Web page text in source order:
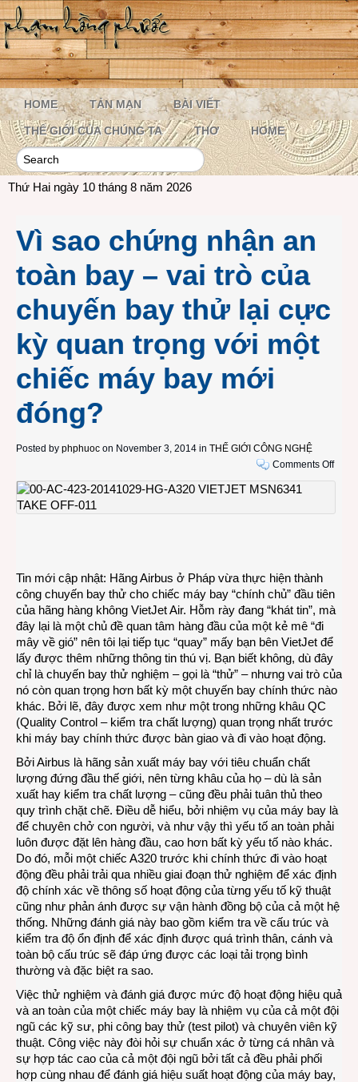
HOME TẢN MẠN BÀI VIẾT
THẾ GIỚI CỦA CHÚNG TA THƠ HOME
Thứ Hai ngày 10 tháng 8 năm 2026
Vì sao chứng nhận an
toàn bay – vai trò của
chuyến bay thử lại cực
kỳ quan trọng với một
chiếc máy bay mới
đóng?
Posted by phphuoc on November 3, 2014 in THẾ GIỚI CÔNG NGHỆ
Comments Offon
–
vai
bay
thử
chiếc
máy
Tin mới cập nhật: Hãng Airbus ở Pháp vừa thực hiện thành
công chuyến bay thử cho chiếc máy bay “chính chủ” đầu tiên
của hãng hàng không VietJet Air. Hỗm rày đang “khát tin”, mà
đây lại là một chủ đề quan tâm hàng đầu của một kẻ mê “đi
mây về gió” nên tôi lại tiếp tục “quay” mấy bạn bên VietJet để
lấy được thêm những thông tin thú vị. Bạn biết không, dù đây
chỉ là chuyến bay thử nghiệm – gọi là “thử” – nhưng vai trò của
nó còn quan trọng hơn bất kỳ một chuyến bay chính thức nào
khác. Bởi lẽ, đây được xem như một trong những khâu QC
(Quality Control – kiểm tra chất lượng) quan trọng nhất trước
khi máy bay chính thức được bàn giao và đi vào hoạt động.
Bởi Airbus là hãng sản xuất máy bay với tiêu chuẩn chất
lượng đứng đầu thế giới, nên từng khâu của họ – dù là sản
xuất hay kiểm tra chất lượng – cũng đều phải tuân thủ theo
quy trình chặt chẽ. Điều dễ hiểu, bởi nhiệm vụ của máy bay là
để chuyên chở con người, và như vậy thì yếu tố an toàn phải
luôn được đặt lên hàng đầu, cao hơn bất kỳ yếu tố nào khác.
Do đó, mỗi một chiếc A320 trước khi chính thức đi vào hoạt
động đều phải trải qua nhiều giai đoạn thử nghiệm để xác định
độ chính xác về thông số hoạt động của từng yếu tố kỹ thuật
cũng như phản ánh được sự vận hành đồng bộ của cả một hệ
thống. Những đánh giá này bao gồm kiểm tra về cấu trúc và
kiểm tra độ ổn định để xác định được quá trình thân, cánh và
toàn bộ cấu trúc sẽ đáp ứng được các loại tải trọng bình
thường và đặc biệt ra sao.
Việc thử nghiệm và đánh giá được mức độ hoạt động hiệu quả
và an toàn của một chiếc máy bay là nhiệm vụ của cả một đội
ngũ các kỹ sư, phi công bay thử (test pilot) và chuyên viên kỹ
thuật. Công việc này đòi hỏi sự chuẩn xác ở từng cá nhân và
sự hợp tác cao của cả một đội ngũ bởi tất cả đều phải phối
hợp cùng nhau để đánh giá hiệu suất hoạt động của máy bay,